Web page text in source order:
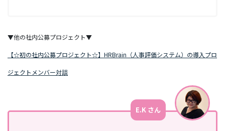
▼他の社内公募プロジェクト▼
【☆初の社内公募プロジェクト☆】HRBrain（人事評価システム）の導入プロ
ジェクトメンバー対談
E.K さん